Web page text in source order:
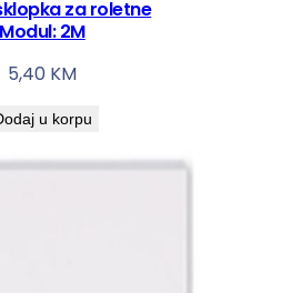
za roletne
Modul: 2M
5,40 KM
u korpu